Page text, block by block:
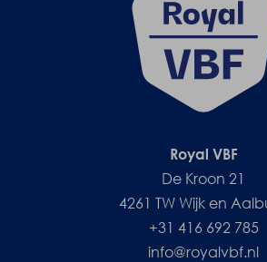
Royal VBF
De Kroon 21
4261 TW Wijk en
+31 416 692 785
info@royalvbf.nl